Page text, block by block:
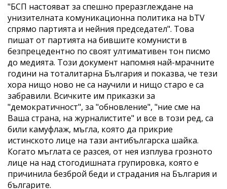
"БСП настояват за спешно преразглеждане на
унизителната комуникационна политика на bTV
спрямо партията и нейния председател". Това
пишат от партията на бившите комунисти в
безпрецедентно по своят ултимативен тон писмо
до медията. Този документ напомня най-мрачните
години на тоталитарна България и показва, че тези
хора нищо ново не са научили и нищо старо е са
забравили. Всичките им приказки за
"демократичност", за "обновление", "ние сме на
Ваша страна, на журналистите" и все в този ред, са
били камуфлаж, мъгла, която да прикрие
истинското лице на тази антибългарска шайка.
Когато мъглата се разсея, от нея изплува грозното
лице на над стогодишната групировка, която е
причинила безброй беди и страдания на България и
българите.